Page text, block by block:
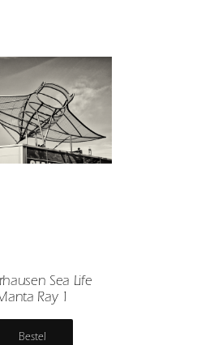
Sea Life
Ray 1
Bestel